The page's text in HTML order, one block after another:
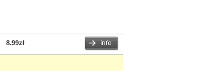
8.99zł